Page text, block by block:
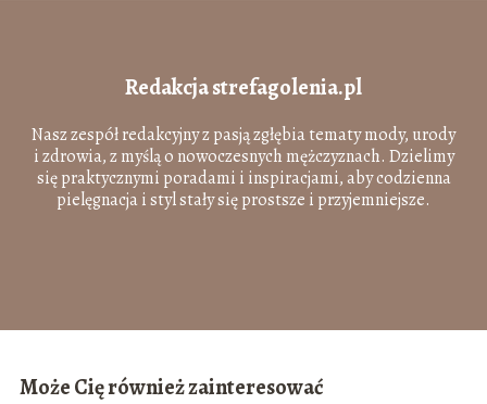
Redakcja strefagolenia.pl
Nasz zespół redakcyjny z pasją zgłębia tematy mody, urody
i zdrowia, z myślą o nowoczesnych mężczyznach. Dzielimy
się praktycznymi poradami i inspiracjami, aby codzienna
pielęgnacja i styl stały się prostsze i przyjemniejsze.
Może Cię również zainteresować